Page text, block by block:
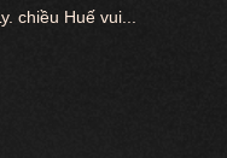
chiều Huế vui...